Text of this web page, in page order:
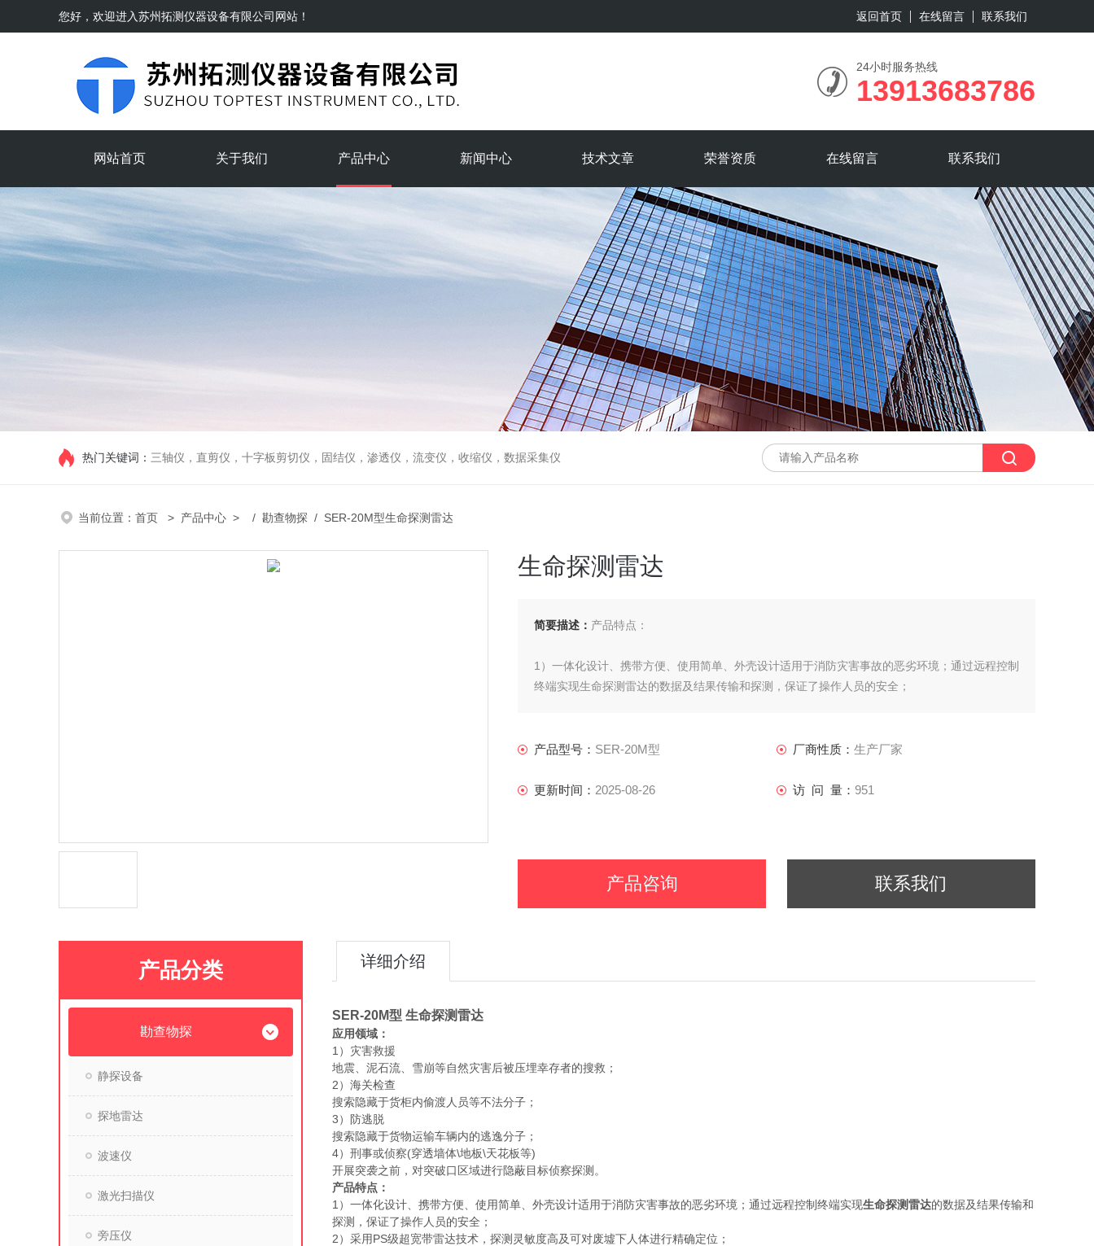
您好，欢迎进入苏州拓测仪器设备有限公司 网站！ 返回首页 在线留言 联系我们
24小时服务热线
13913683786
网站首页 关于我们 产品中心 新闻中心 技术文章 荣誉资质 在线留言 联系我们
热门关键词： 三轴仪，直剪仪，十字板剪切仪，固结仪，渗透仪，流变仪，收缩仪，数据采集仪
当前位置： 首页 > 产品中心 > / 勘查物探 / SER-20M型生命探测雷达
生命探测雷达
简要描述： 产品特点：
1）一体化设计、携带方便、使用简单、外壳设计适用于消防灾害事故的恶劣环境；通过远程控制
终端实现生命探测雷达的数据及结果传输和探测，保证了操作人员的安全；
产品型号： SER-20M型 厂商性质： 生产厂家
更新时间： 2025-08-26 访 问 量： 951
产品咨询 联系我们
产品分类
勘查物探
静探设备
探地雷达
波速仪
激光扫描仪
旁压仪
详细介绍
SER-20M型 生命探测雷达
应用领域：
1）灾害救援
地震、泥石流、雪崩等自然灾害后被压埋幸存者的搜救；
2）海关检查
搜索隐藏于货柜内偷渡人员等不法分子；
3 ）
防逃脱
搜索隐藏于货物运输车辆内的逃逸分子；
4）刑事或侦察(穿透墙体\地板\天花板等)
开展突袭之前，对突破口区域进行隐蔽目标侦察探测。
产品特点：
1）一体化设计、携带方便、使用简单、外壳设计适用于消防灾害事故的恶劣环境；通过远程控制终端实现生命探测雷达的数据及结果传输和
探测，保证了操作人员的安全；
2）采用PS级超宽带雷达技术，探测灵敏度高及可对废墟下人体进行精确定位；